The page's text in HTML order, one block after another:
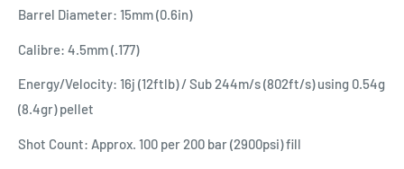
Barrel Diameter: 15mm (0.6in)
Calibre: 4.5mm (.177)
Energy/Velocity: 16j (12ftlb) / Sub 244m/s (802ft/s) using 0.54g
(8.4gr) pellet
Shot Count: Approx. 100 per 200 bar (2900psi) fill